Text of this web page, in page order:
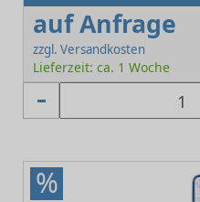
auf Anfrage
zzgl. Versandkosten
Lieferzeit: ca. 1 Woche
%